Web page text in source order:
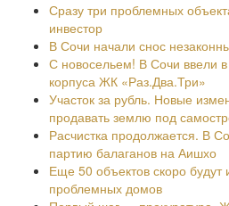
Сразу три проблемных
инвестор
В Сочи начали снос
С новосельем! В Сочи ввели
корпуса ЖК «Раз.Два.Три»
Участок за рубль. Новые
продавать землю под
Расчистка продолжается. В
партию балаганов на Аишхо
Еще 50 объектов скоро будут
проблемных домов